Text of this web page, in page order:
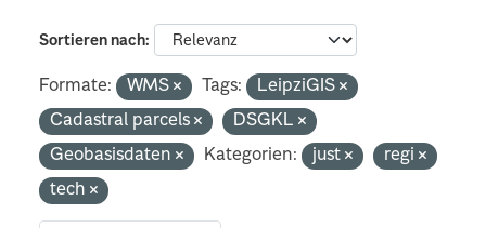
Sortieren nach
Formate: WMS Tags:
LeipziGIS
Cadastral parcels
DSGKL
Geobasisdaten
Kategorien: just
regi
tech